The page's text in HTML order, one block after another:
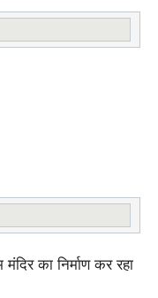
का निर्माण कर रहा